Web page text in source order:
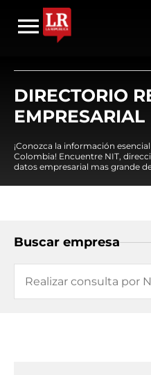
DIRECTORIO
EMPRESARIAL
¡Conozca la información
Colombia! Encuentre NIT,
datos empresarial mas grande
Buscar empresa